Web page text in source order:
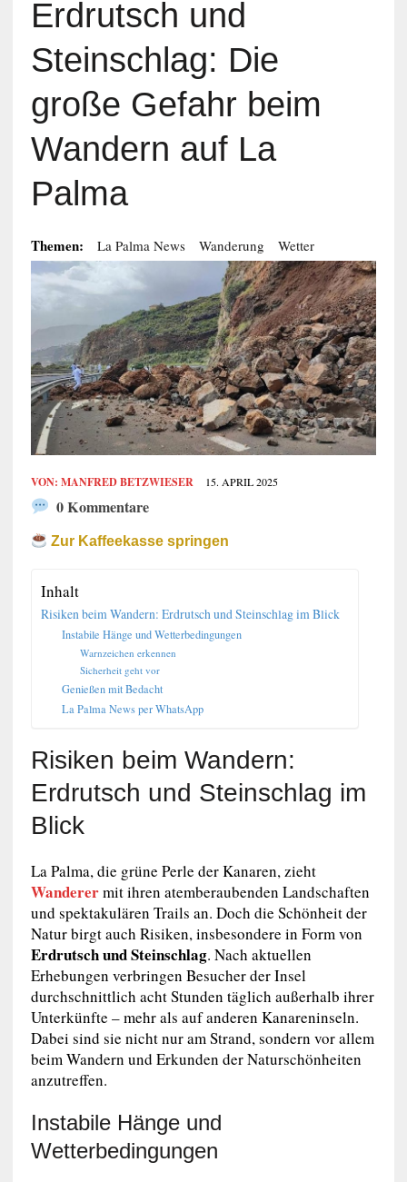
Erdrutsch und
Steinschlag: Die
große Gefahr beim
Wandern auf La
Palma
Themen: La Palma News Wanderung Wetter
VON: MANFRED BETZWIESER 15. APRIL 2025
0 Kommentare
Zur Kaffeekasse springen
Inhalt
Risiken beim Wandern: Erdrutsch und Steinschlag im Blick
Instabile Hänge und Wetterbedingungen
Warnzeichen erkennen
Sicherheit geht vor
Genießen mit Bedacht
La Palma News per WhatsApp
Risiken beim Wandern:
Erdrutsch und Steinschlag im
Blick
La Palma, die grüne Perle der Kanaren, zieht
Wanderermit ihren atemberaubenden Landschaften
und spektakulären Trails an. Doch die Schönheit der
Natur birgt auch Risiken, insbesondere in Form von
Erdrutsch und Steinschlag. Nach aktuellen
Erhebungen verbringen Besucher der Insel
durchschnittlich acht Stunden täglich außerhalb ihrer
Unterkünfte – mehr als auf anderen Kanareninseln.
Dabei sind sie nicht nur am Strand, sondern vor allem
beim Wandern und Erkunden der Naturschönheiten
anzutreffen.
Instabile Hänge und
Wetterbedingungen